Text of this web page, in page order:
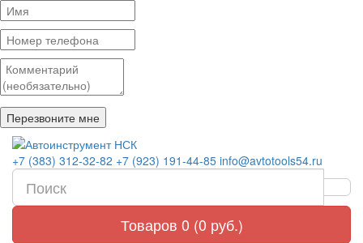
+7 (383) 312-32-82 +7 (923) 191-44-85 info@avtotools54.ru
Товаров 0 (0 руб.)